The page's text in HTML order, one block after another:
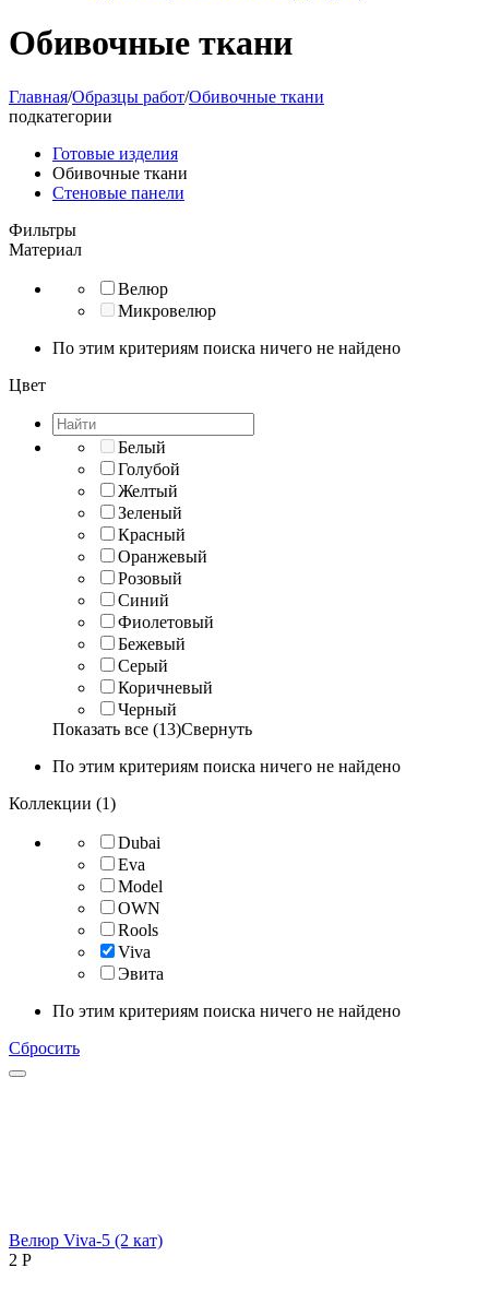
Обивочные ткани
Главная/Образцы работ/Обивочные ткани
подкатегории
Готовые изделия
Обивочные ткани
Стеновые панели
Фильтры
Материал
Велюр
Микровелюр
По этим критериям поиска ничего не найдено
Цвет
Белый
Голубой
Желтый
Зеленый
Красный
Оранжевый
Розовый
Синий
Фиолетовый
Бежевый
Серый
Коричневый
Черный
Показать все (13)Свернуть
По этим критериям поиска ничего не найдено
Коллекции (1)
Dubai
Eva
Model
OWN
Rools
Viva
Эвита
По этим критериям поиска ничего не найдено
Сбросить
Велюр Viva-5 (2 кат)
2 Р